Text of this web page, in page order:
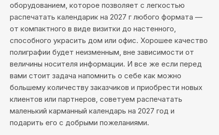
оборудованием, которое позволяет с легкостью
распечатать календарик на 2027 г любого формата —
от компактного в виде визитки до настенного,
способного украсить дом или офис. Хорошее качество
полиграфии будет неизменным, вне зависимости от
величины носителя информации. И все же если перед
вами стоит задача напомнить о себе как можно
большему количеству заказчиков и приобрести новых
клиентов или партнеров, советуем распечатать
маленький карманный календарь на 2027 год и
подарить его с добрыми пожеланиями.